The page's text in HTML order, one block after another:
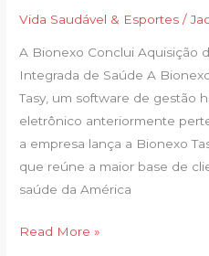
Vida Saudável & Esportes /
A Bionexo Conclui Aquisição
Integrada de Saúde A
Tasy, um software de gestão
eletrônico anteriormente
a empresa lança a Bionexo
que reúne a maior base de
saúde da América
forma
integrada
de
saúde
na
América
Latina
Read More »